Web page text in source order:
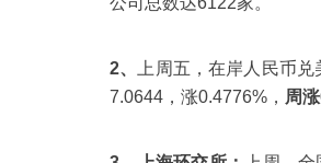
2、
上周五，在岸人民币
7.0644，涨0.4776%， 周